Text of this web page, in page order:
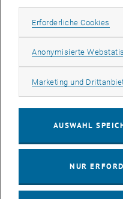
Methoden:
Participant focused and
Group-, pair- and individual
Kosten für Mitarbeiter_innen
Veranstaltung Details
Veranstaltungsort
Erforderliche Cookies
Anonymisierte
Marketing und
AUSWAHL
NUR